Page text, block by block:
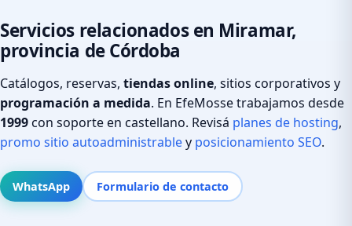
Servicios relacionados en Miramar,
provincia de Córdoba
Catálogos, reservas, tiendas online, sitios corporativos y
programación a medida. En EfeMosse trabajamos desde
1999con soporte en castellano. Revisá planes de hosting,
promo sitio autoadministrabley posicionamiento SEO.
WhatsApp Formulario de contacto